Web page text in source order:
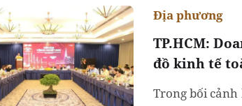
TP.HCM:
đồ kinh tế
Địa phương
Trong bối